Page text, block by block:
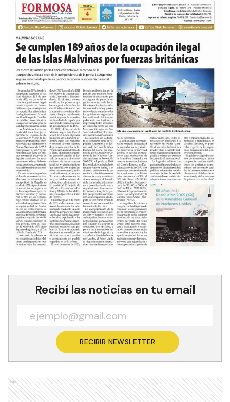
Recibí las noticias en tu email
RECIBIR NEWSLETTER
Ads